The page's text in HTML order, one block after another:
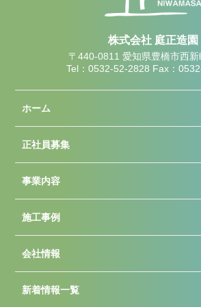
株式会社 庭正造園
〒440-0811 愛知県豊橋市西
Tel：0532-52-2828 Fax：
ホーム
正社員募集
事業内容
施工事例
会社情報
新着情報一覧